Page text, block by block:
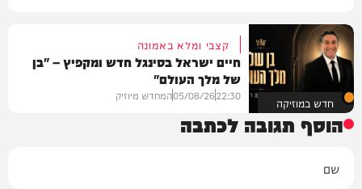
חדש במוזיקה
קצבי ומלא באמונה
חיים ישראל בסינגל חדש ומקפיץ – "בן
של מלך העולם"
22:30
05/08/26המחדש מיוזיק
הוסף תגובה לכתבה